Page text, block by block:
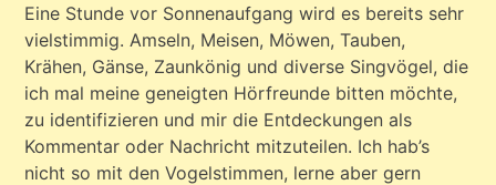
Eine Stunde vor Sonnenaufgang wird es bereits sehr
vielstimmig. Amseln, Meisen, Möwen, Tauben,
Krähen, Gänse, Zaunkönig und diverse Singvögel, die
ich mal meine geneigten Hörfreunde bitten möchte,
zu identifizieren und mir die Entdeckungen als
Kommentar oder Nachricht mitzuteilen. Ich hab’s
nicht so mit den Vogelstimmen, lerne aber gern